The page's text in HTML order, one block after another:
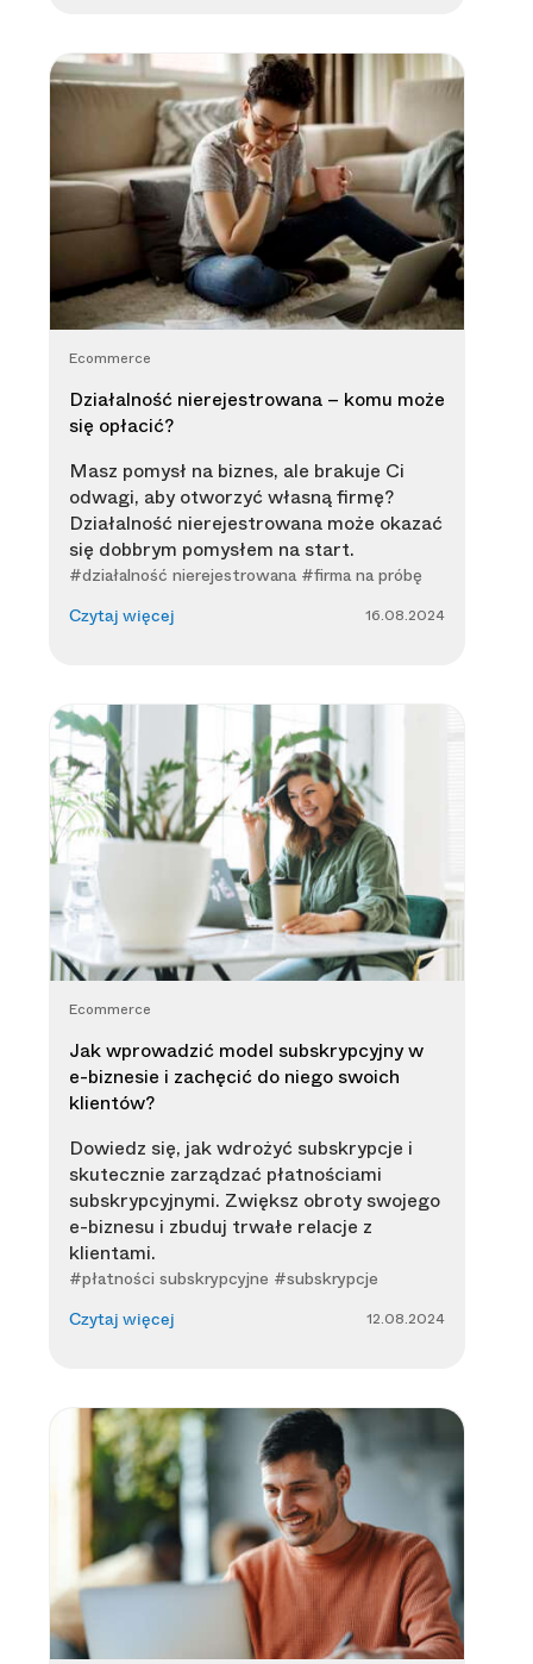
Ecommerce
Działalność nierejestrowana – komu może
się opłacić?
Masz pomysł na biznes, ale brakuje Ci
odwagi, aby otworzyć własną firmę?
Działalność nierejestrowana może okazać
się dobbrym pomysłem na start.
#działalność nierejestrowana #firma na próbę
Czytaj więcej 16.08.2024
Ecommerce
Jak wprowadzić model subskrypcyjny w
e-biznesie i zachęcić do niego swoich
klientów?
Dowiedz się, jak wdrożyć subskrypcje i
skutecznie zarządzać płatnościami
subskrypcyjnymi. Zwiększ obroty swojego
e-biznesu i zbuduj trwałe relacje z
klientami.
#płatności subskrypcyjne #subskrypcje
Czytaj więcej 12.08.2024